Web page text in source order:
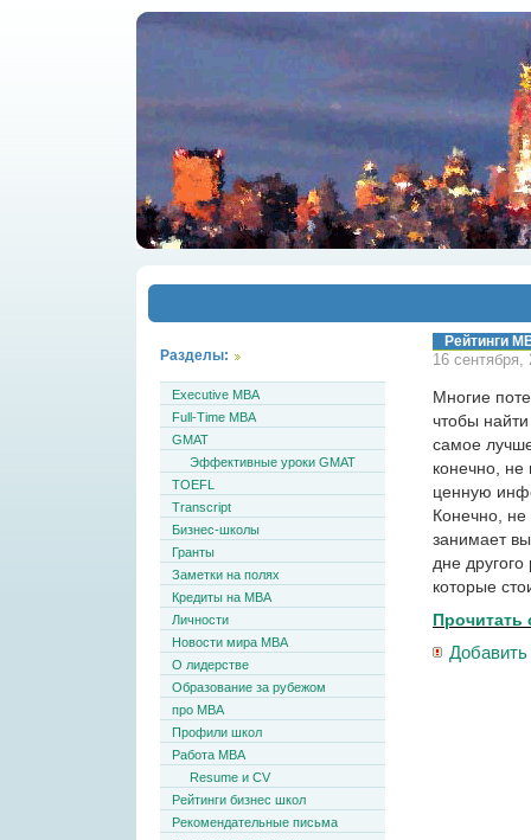
Рейтинги
16
Многие
чтобы
самое
конечно, не
ценную
Конечно, не
занимает
дне
которые
Прочитать
Разделы:
Executive MBA
Full-Time MBA
GMAT
Эффективные уроки GMAT
TOEFL
Transcript
Бизнес-школы
Гранты
Заметки на полях
Кредиты на MBA
Личности
Новости мира MBA
О лидерстве
Образование за рубежом
про MBA
Профили школ
Работа MBA
Resume и CV
Рейтинги бизнес школ
Рекомендательные письма